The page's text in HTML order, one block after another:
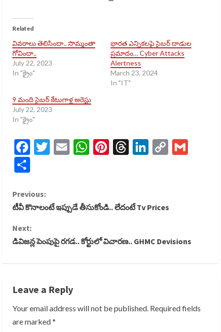
Related
వివరాలు తెలిసిందా.. సొమ్మంతా
గోవిందా..
July 22, 2023
In "క్రైం"
భారత ఎన్నికలపై సైబర్ దాడుల
ప్రమాదం… Cyber Attacks
Alertness
March 23, 2024
In "IT"
9 మంది సైబర్ కేటుగాళ్ల అరెస్టు
July 22, 2023
In "క్రైం"
Facebook
Twitter
EmailWhatsApp
Pinterest
Threads
LinkedIn
Copy
C
n
n
u
Previous:
టీవీ కొనాలంటే ఇప్పుడే తీసుకోండి.. లేదంటే Tv Prices
Next:
డివిజన్ల పెంపుపై రగడ.. కోర్టులో విచారణ.. GHMC Devisions
Leave a Reply
Your email address will not be published. Required fields
are marked*